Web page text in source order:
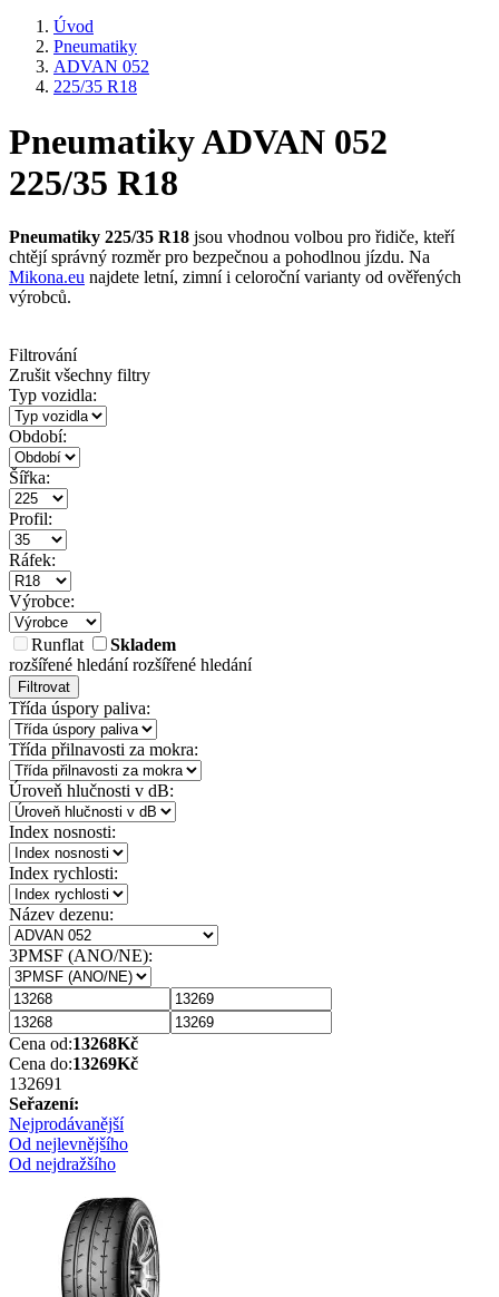
Úvod
Pneumatiky
ADVAN 052
225/35 R18
Pneumatiky ADVAN 052
225/35 R18
Pneumatiky 225/35 R18 jsou vhodnou volbou pro řidiče, kteří
chtějí správný rozměr pro bezpečnou a pohodlnou jízdu. Na
Mikona.eu najdete letní, zimní i celoroční varianty od ověřených
výrobců.
Filtrování
Zrušit všechny filtry
Typ vozidla:
Období:
Šířka:
Profil:
Ráfek:
Výrobce:
Runflat
Skladem
rozšířené hledánírozšířené hledání
Filtrovat
Třída úspory paliva:
Třída přilnavosti za mokra:
Úroveň hlučnosti v dB:
Index nosnosti:
Index rychlosti:
Název dezenu:
3PMSF (ANO/NE):
Cena od:13268Kč
Cena do:13269Kč
132691
Seřazení:
Nejprodávanější
Od nejlevnějšího
Od nejdražšího